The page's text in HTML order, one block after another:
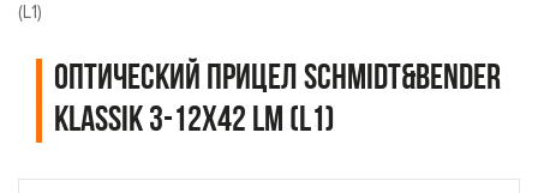
(L1)
Оптический прицел Schmidt&Bender
Klassik 3-12x42 LM (L1)